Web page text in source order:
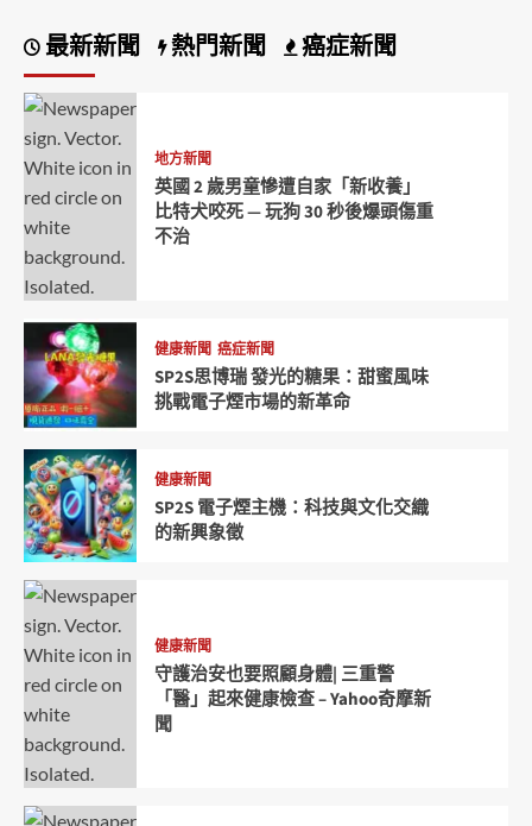
最新新聞 熱門新聞 癌症新聞
地方新聞
英國 2 歲男童慘遭自家「新收養」
比特犬咬死 — 玩狗 30 秒後爆頭傷重
不治
健康新聞 癌症新聞
SP2S思博瑞 發光的糖果：甜蜜風味
挑戰電子煙市場的新革命
健康新聞
SP2S 電子煙主機：科技與文化交織
的新興象徵
健康新聞
守護治安也要照顧身體| 三重警
「醫」起來健康檢查 – Yahoo奇摩新
聞